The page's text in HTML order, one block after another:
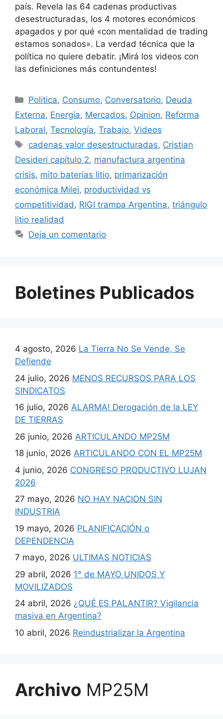
país. Revela las 64 cadenas productivas
desestructuradas, los 4 motores económicos
apagados y por qué «con mentalidad de trading
estamos sonados». La verdad técnica que la
política no quiere debatir. ¡Mirá los videos con
las definiciones más contundentes!
Politica, Consumo, Conversatorio, Deuda
Externa, Energía, Mercados, Opinion, Reforma
Laboral, Tecnología, Trabajo, Videos
cadenas valor desestructuradas, Cristian
Desideri capítulo 2, manufactura argentina
crisis, mito baterías litio, primarización
económica Milei, productividad vs
competitividad, RIGI trampa Argentina, triángulo
litio realidad
Deja un comentario
Boletines Publicados
4 agosto, 2026 La Tierra No Se Vende, Se
Defiende
24 julio, 2026 MENOS RECURSOS PARA LOS
SINDICATOS
16 julio, 2026 ALARMA! Derogación de la LEY
DE TIERRAS
26 junio, 2026 ARTICULANDO MP25M
18 junio, 2026 ARTICULANDO CON EL MP25M
4 junio, 2026 CONGRESO PRODUCTIVO LUJAN
2026
27 mayo, 2026 NO HAY NACION SIN
INDUSTRIA
19 mayo, 2026 PLANIFICACIÓN o
DEPENDENCIA
7 mayo, 2026 ULTIMAS NOTICIAS
29 abril, 2026 1° de MAYO UNIDOS Y
MOVILIZADOS
24 abril, 2026 ¿QUÉ ES PALANTIR? Vigilancia
masiva en Argentina?
10 abril, 2026 Reindustrializar la Argentina
Archivo MP25M